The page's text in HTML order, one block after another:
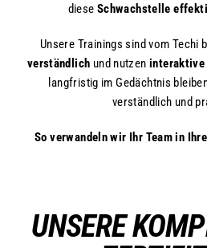
diese Schwachstelle
Unsere Trainings sind vom Techi
verständlich und nutzeninteraktive
langfristig im Gedächtnis
verständlich und
So verwandeln wir Ihr Team in
UNSERE